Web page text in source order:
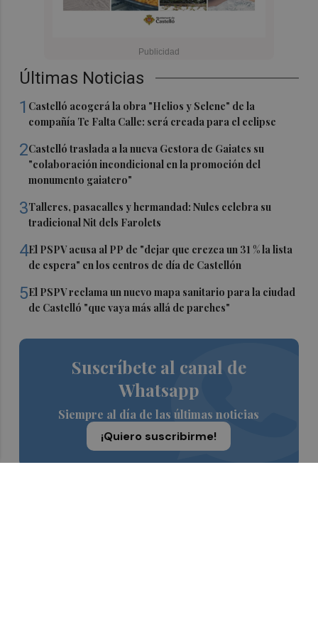
Últimas Noticias
1 Castelló acogerá la obra "Helios y Selene" de la
compañía Te Falta Calle: será creada para el eclipse
2Castelló traslada a la nueva Gestora de Gaiates su
"colaboración incondicional en la promoción del
monumento gaiatero"
3Talleres, pasacalles y hermandad: Nules celebra su
tradicional Nit dels Farolets
4El PSPV acusa al PP de "dejar que crezca un 31 % la lista
de espera" en los centros de día de Castellón
5El PSPV reclama un nuevo mapa sanitario para la ciudad
de Castelló "que vaya más allá de parches"
Suscríbete al canal de
Whatsapp
Siempre al día de las últimas noticias
¡Quiero suscribirme!